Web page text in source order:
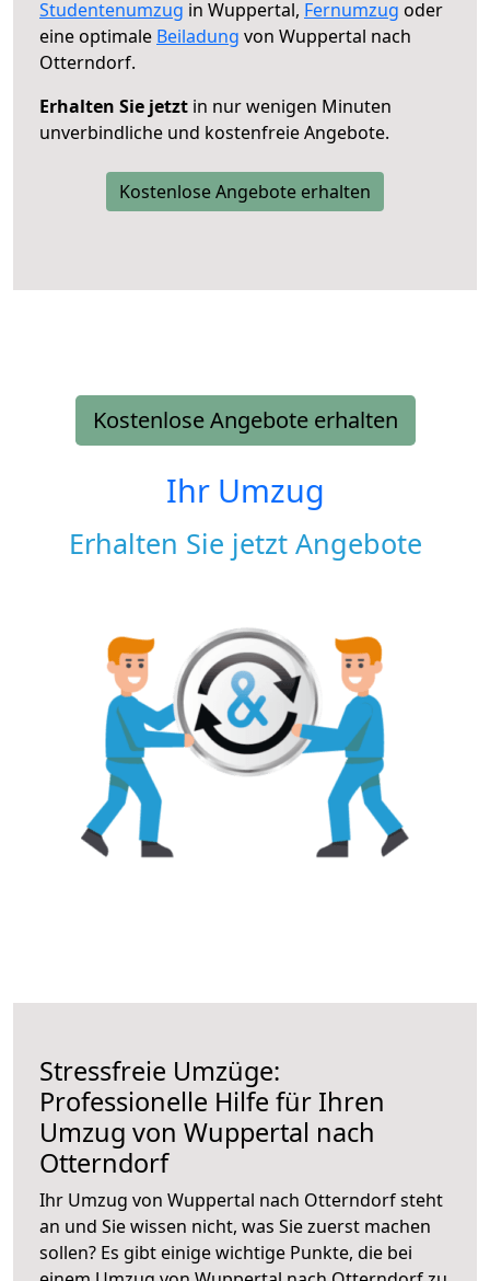
Studentenumzug in Wuppertal, Fernumzug oder
eine optimale Beiladung von Wuppertal nach
Otterndorf.
Erhalten Sie jetzt in nur wenigen Minuten
unverbindliche und kostenfreie Angebote.
Kostenlose Angebote erhalten
Kostenlose Angebote erhalten
Ihr Umzug
Erhalten Sie jetzt Angebote
Stressfreie Umzüge:
Professionelle Hilfe für Ihren
Umzug von Wuppertal nach
Otterndorf
Ihr Umzug von Wuppertal nach Otterndorf steht
an und Sie wissen nicht, was Sie zuerst machen
sollen? Es gibt einige wichtige Punkte, die bei